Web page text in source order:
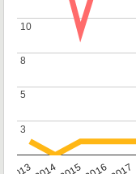
3
3
5
5
8
8
10
10